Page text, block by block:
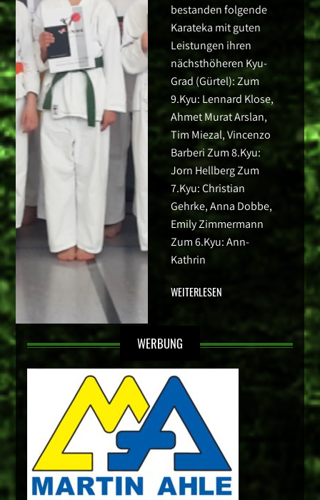
bestanden folgende
Karateka mit guten
Leistungen ihren
nächsthöheren Kyu-
Grad (Gürtel): Zum
9.Kyu: Lennard Klose,
Ahmet Murat Arslan,
Tim Miezal, Vincenzo
Barberi Zum 8.Kyu:
Jorn Hellberg Zum
7.Kyu: Christian
Gehrke, Anna Dobbe,
Emily Zimmermann
Zum 6.Kyu: Ann-
Kathrin
WEITERLESEN
WERBUNG